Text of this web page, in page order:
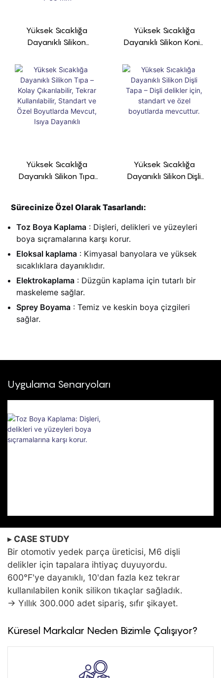
Yüksek Sıcaklığa
Dayanıklı Silikon
600°F+, Yeniden
Kullanılabilir + 200+
Beden Seçeneği, İç
Çap 1-60 Mm
Yüksek Sıcaklığa
Dayanıklı Silikon Konik
Yeniden Kullanılabilir +
Standart 200+
Boyutta, 1-100 Mm Iç
Çapta Mevcuttur
Yüksek Sıcaklığa
Dayanıklı Silikon Tıpa
Standart Ve Özel
Boyutlarda Mevcut,
Isıya Dayanıklı
Yüksek Sıcaklığa
Dayanıklı Silikon Dişli
Boyutlarda Mevcuttur.
Sürecinize Özel Olarak Tasarlandı:
Toz Boya Kaplama : Dişleri, delikleri ve yüzeyleri
boya sıçramalarına karşı korur.
Eloksal kaplama : Kimyasal banyolara ve yüksek
sıcaklıklara dayanıklıdır.
Elektrokaplama : Düzgün kaplama için tutarlı bir
maskeleme sağlar.
Sprey Boyama : Temiz ve keskin boya çizgileri
sağlar.
Uygulama Senaryoları
Toz Boya Kaplama:
▸ CASE STUDY
Bir otomotiv yedek parça üreticisi, M6 dişli
delikler için tapalara ihtiyaç duyuyordu.
600°F'ye dayanıklı, 10'dan fazla kez tekrar
kullanılabilen konik silikon tıkaçlar sağladık.
→ Yıllık 300.000 adet sipariş, sıfır şikayet.
Küresel Markalar Neden Bizimle Çalışıyor?